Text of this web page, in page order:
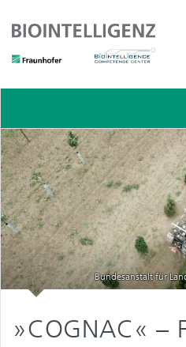
Bundesanstalt für
»COGNAC« –